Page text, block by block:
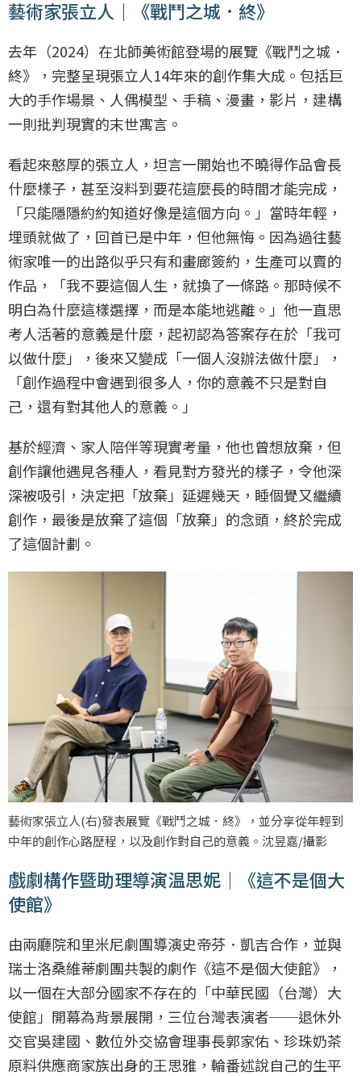
藝術家張立人｜《戰鬥之城．終》
去年（2024）在北師美術館登場的展覽《戰鬥之城．
終》，完整呈現張立人14年來的創作集大成。包括巨
大的手作場景、人偶模型、手稿、漫畫，影片，建構
一則批判現實的末世寓言。
看起來憨厚的張立人，坦言一開始也不曉得作品會長
什麼樣子，甚至沒料到要花這麼長的時間才能完成，
「只能隱隱約約知道好像是這個方向。」當時年輕，
埋頭就做了，回首已是中年，但他無悔。因為過往藝
術家唯一的出路似乎只有和畫廊簽約，生產可以賣的
作品，「我不要這個人生，就換了一條路。那時候不
明白為什麼這樣選擇，而是本能地逃離。」他一直思
考人活著的意義是什麼，起初認為答案存在於「我可
以做什麼」，後來又變成「一個人沒辦法做什麼」，
「創作過程中會遇到很多人，你的意義不只是對自
己，還有對其他人的意義。」
基於經濟、家人陪伴等現實考量，他也曾想放棄，但
創作讓他遇見各種人，看見對方發光的樣子，令他深
深被吸引，決定把「放棄」延遲幾天，睡個覺又繼續
創作，最後是放棄了這個「放棄」的念頭，終於完成
了這個計劃。
藝術家張立人(右)發表展覽《戰鬥之城．終》，並分享從年輕到
中年的創作心路歷程，以及創作對自己的意義。沈昱嘉/攝影
戲劇構作暨助理導演温思妮｜《這不是個大
使館》
由兩廳院和里米尼劇團導演史帝芬．凱吉合作，並與
瑞士洛桑維蒂劇團共製的劇作《這不是個大使館》，
以一個在大部分國家不存在的「中華民國（台灣）大
使館」開幕為背景展開，三位台灣表演者──退休外
交官吳建國、數位外交協會理事長郭家佑、珍珠奶茶
原料供應商家族出身的王思雅，輪番述說自己的生平